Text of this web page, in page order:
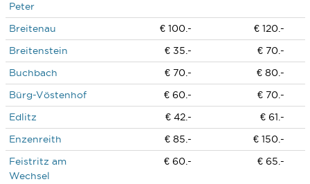
Peter
Breitenau € 100.-
€ 120.-
Breitenstein
€ 35.-
€ 70.-
Buchbach
€ 70.-
€ 80.-
Bürg-Vöstenhof
€ 60.-
€ 70.-
Edlitz
€ 42.-
€ 61.-
Enzenreith
€ 85.-
€ 150.-
Feistritz am
Wechsel
€ 60.- € 65.-